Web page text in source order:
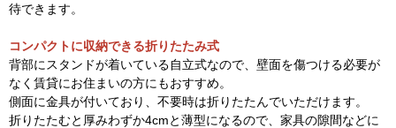
待できます。
コンパクトに収納できる折りたたみ式
背部にスタンドが着いている自立式なので、壁面を傷つける必要が
なく賃貸にお住まいの方にもおすすめ。
側面に金具が付いており、不要時は折りたたんでいただけます。
折りたたむと厚みわずか4cmと薄型になるので、家具の隙間などに